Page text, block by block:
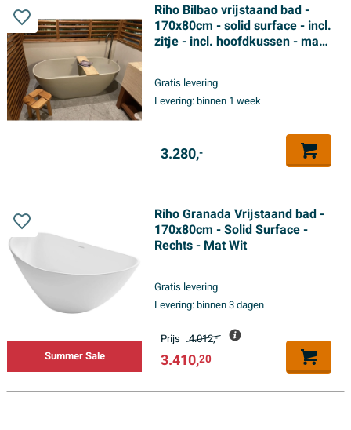
Riho Bilbao vrijstaand bad -
170x80cm - solid surface - incl.
zitje - incl. hoofdkussen - mat
Gratis levering
Levering:binnen 1 week
3.280,-
Summer Sale
Riho Granada Vrijstaand bad -
170x80cm - Solid Surface -
Rechts - Mat Wit
Gratis levering
Levering:binnen 3 dagen
Prijs 4.012,-
3.410,20